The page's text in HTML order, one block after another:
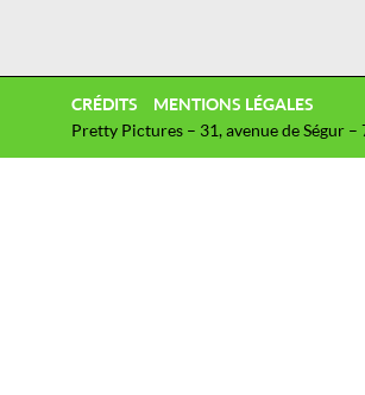
CRÉDITS
MENTIONS LÉGALES
Pretty Pictures – 31, avenue de Ségur